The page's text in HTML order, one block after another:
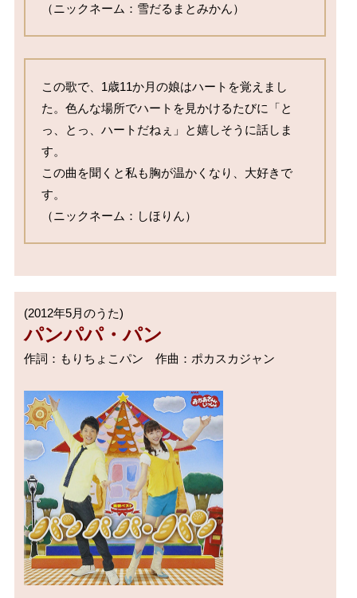
（ニックネーム：雪だるまとみかん）
この歌で、1歳11か月の娘はハートを覚えまし
た。色んな場所でハートを見かけるたびに「と
っ、とっ、ハートだねぇ」と嬉しそうに話しま
す。
この曲を聞くと私も胸が温かくなり、大好きで
す。
（ニックネーム：しほりん）
パンパパ・パン
作詞：もりちょこパン　作曲：ポカスカジャン